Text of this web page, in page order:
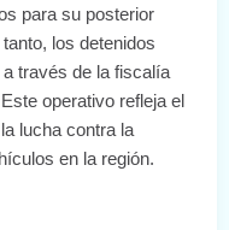
para su posterior
los detenidos
través de la fiscalía
operativo refleja el
lucha contra la
en la región.